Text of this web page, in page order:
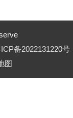
备2022131220号
图